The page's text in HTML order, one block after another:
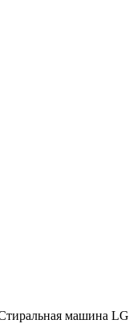
машина LG